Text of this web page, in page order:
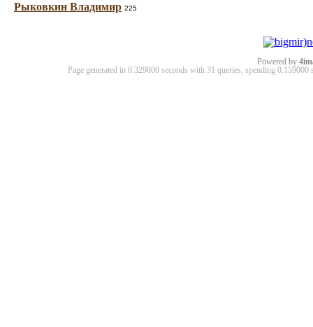
Рыковкин Владимир 225
Powered by
Page generated in 0.329800 seconds with 31 queries, spending